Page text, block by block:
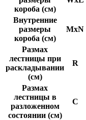
короба (см)
Внутренние
размеры
короба (см)
MxN
Размах
лестницы при
раскладывании
(см)
R
Размах
лестницы в
разложенном
состоянии (см)
C